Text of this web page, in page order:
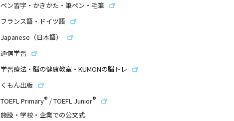
ペン習字・かきかた・筆ペン・毛筆
フランス語・ドイツ語
Japanese（日本語）
通信学習
学習療法・脳の健康教室・KUMONの脳トレ
くもん出版
TOEFL Primary® /TOEFL Junior®
施設・学校・企業での公文式